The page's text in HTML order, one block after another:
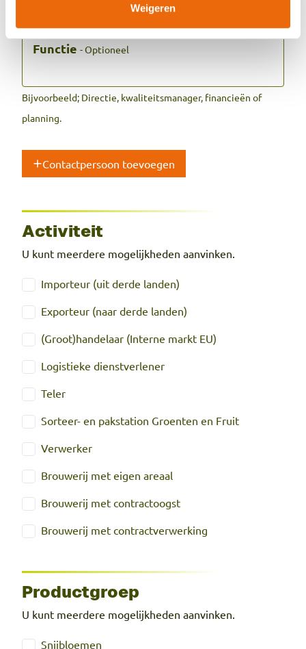
Weigeren
Functie - Optioneel
Bijvoorbeeld; Directie, kwaliteitsmanager, financieën of
planning.
Contactpersoon toevoegen
Activiteit
U kunt meerdere mogelijkheden aanvinken.
Activiteit
Importeur (uit derde landen)
Exporteur (naar derde landen)
(Groot)handelaar (Interne markt EU)
Logistieke dienstverlener
Teler
Sorteer- en pakstation Groenten en Fruit
Verwerker
Brouwerij met eigen areaal
Brouwerij met contractoogst
Brouwerij met contractverwerking
Productgroep
U kunt meerdere mogelijkheden aanvinken.
Productgroep
Snijbloemen